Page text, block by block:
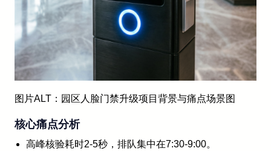
图片ALT：园区人脸门禁升级项目背景与痛点场景图
核心痛点分析
高峰核验耗时2-5秒，排队集中在7:30-9:00。